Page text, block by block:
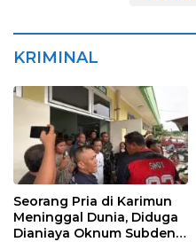
KRIMINAL
Seorang Pria di Karimun
Meninggal Dunia, Diduga
Dianiaya Oknum Subden